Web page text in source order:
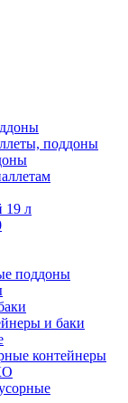
поддоны
19 л
поддоны
и баки
контейнеры